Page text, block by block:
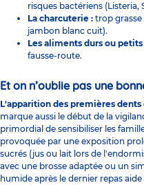
risques bactériens (Listeria,
La charcuterie : trop grasse
jambon blanc cuit).
Les aliments durs ou petits
fausse-route.
Et on n’oublie pas une
L'apparition des premières dents
marque aussi le début de la
primordial de sensibiliser les
provoquée par une exposition
sucrés (jus ou lait lors de
avec une brosse adaptée ou un
humide après le dernier repas